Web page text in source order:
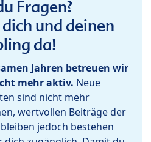
Fragen?
und deinen
da!
Jahren betreuen wir
mehr aktiv. Neue
sind nicht mehr
wertvollen Beiträge der
jedoch bestehen